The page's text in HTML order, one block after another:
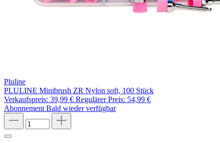
Pluline
PLULINE Minibrush ZR Nylon soft, 100 Stück
Verkaufspreis: 39,99 € Regulärer Preis: 54,99 €
AbonnementBald wieder verfügbar